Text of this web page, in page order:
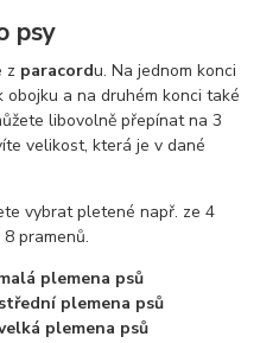
psy
z paracordu. Na jednom konci
a na druhém konci také
libovolně přepínat na 3
velikost, která je v dané
vybrat pletené např. ze 4
pramenů.
plemena psů
střední plemena psů
plemena psů